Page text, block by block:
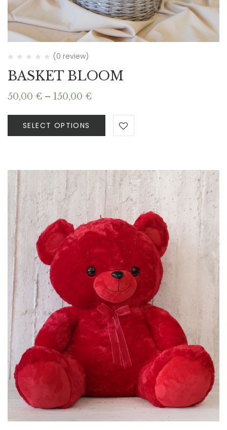
(0 review)
BASKET BLOOM
50,00 € – 150,00 €
50,00 €
through
SELECT OPTIONS